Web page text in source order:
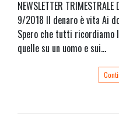
NEWSLETTER
9/2018 Il denaro è vita Ai
Spero che tutti ricordiamo
quelle su un uomo e sui…